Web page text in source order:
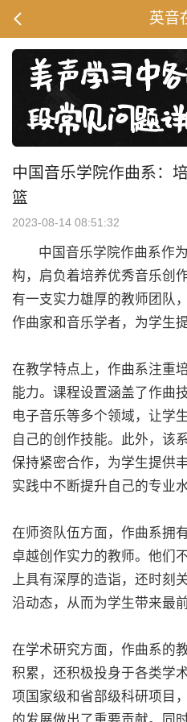
英音
中国音乐学院作曲系：
篮
2023-08-14 08:51:32
中国音乐学院作曲系作
构，肩负着培养优秀音乐创
有一支实力雄厚的教师团队
作曲家和音乐学者，为学生
在教学特点上，作曲系注重
能力。课程设置涵盖了作曲
电子音乐等多个领域，让学
自己的创作技能。此外，该
保持紧密合作，为学生提供
实践中不断提升自己的专业水
在师资队伍方面，作曲系拥
卓越创作实力的教师。他们
上具有深厚的造诣，还时刻
沿动态，从而为学生带来最
在学术研究方面，作曲系的
积累，还积极投身于各类学
项国家级和省部级科研项目